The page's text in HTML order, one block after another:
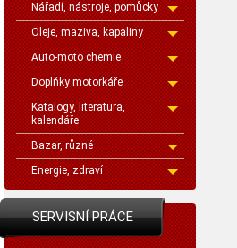
Nářadí, nástroje, pomůcky
Oleje, maziva, kapaliny
Auto-moto chemie
Doplňky motorkáře
Katalogy, literatura,
kalendáře
Bazar, různé
Energie, zdraví
SERVISNÍ PRÁCE